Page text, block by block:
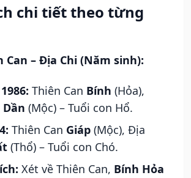
chi tiết theo từng
Can – Địa Chi (Năm sinh):
Thiên Can Bính (Hỏa),
Dần (Mộc) – Tuổi con Hổ.
Thiên Can Giáp (Mộc), Địa
(Thổ) – Tuổi con Chó.
Xét về Thiên Can, Bính Hỏa